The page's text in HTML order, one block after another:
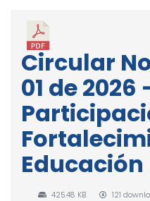
Circular
01 de
425.48 KB 121